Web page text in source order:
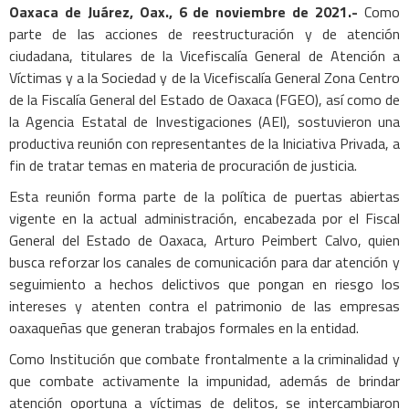
Oaxaca de Juárez, Oax., 6 de noviembre de 2021.- Como
parte de las acciones de reestructuración y de atención
ciudadana, titulares de la Vicefiscalía General de Atención a
Víctimas y a la Sociedad y de la Vicefiscalía General Zona Centro
de la Fiscalía General del Estado de Oaxaca (FGEO), así como de
la Agencia Estatal de Investigaciones (AEI), sostuvieron una
productiva reunión con representantes de la Iniciativa Privada, a
fin de tratar temas en materia de procuración de justicia.
Esta reunión forma parte de la política de puertas abiertas
vigente en la actual administración, encabezada por el Fiscal
General del Estado de Oaxaca, Arturo Peimbert Calvo, quien
busca reforzar los canales de comunicación para dar atención y
seguimiento a hechos delictivos que pongan en riesgo los
intereses y atenten contra el patrimonio de las empresas
oaxaqueñas que generan trabajos formales en la entidad.
Como Institución que combate frontalmente a la criminalidad y
que combate activamente la impunidad, además de brindar
atención oportuna a víctimas de delitos, se intercambiaron